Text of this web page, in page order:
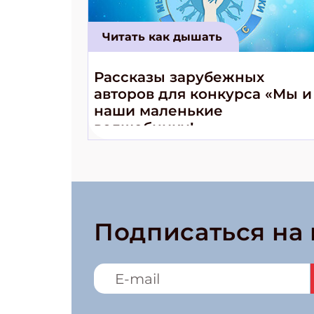
Читать как дышать
Рассказы зарубежных
авторов для конкурса «Мы и
наши маленькие
волшебники!»
Подписаться на